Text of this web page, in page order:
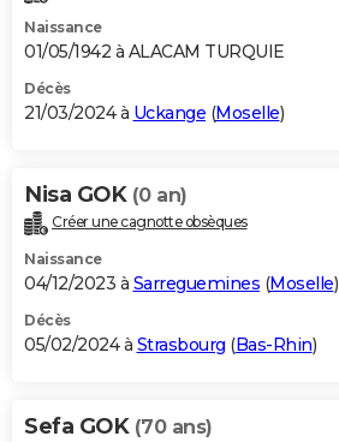
Dictionnaire
Biographies
Citations
Expressions
Proverbes
PROGRAMME TV
S'inscrire
Se connecter
Lycées
Collèges
Primaires
Universités
Entreprises
Service militaire
Avis de recherche
AVIS DE DÉCÈS
Bricolage
Lifestyle
Culture
Sport
Auto
Television
Voyage
Cinema
Naissance
01/05/1942 à ALACAM TURQUIE
Décès
21/03/2024 à Uckange (Moselle)
Nisa GOK (0 an)
Créer une cagnotte obsèques
Naissance
04/12/2023 à Sarreguemines (Moselle)
Décès
05/02/2024 à Strasbourg (Bas-Rhin)
Sefa GOK (70 ans)